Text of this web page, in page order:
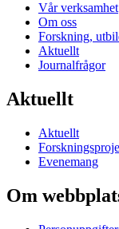
Vår verksamhet
Om oss
Forskning,
Aktuellt
Journalfrågor
Aktuellt
Aktuellt
Evenemang
Om